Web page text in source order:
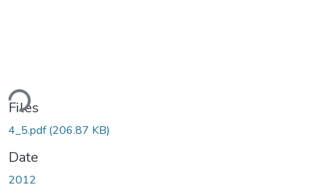
Files
4_5.pdf(206.87 KB)
Date
2012